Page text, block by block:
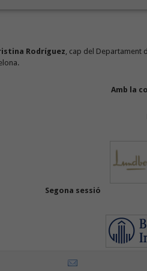
Rodríguez, cap del Departament
Amb la
Segona sessió